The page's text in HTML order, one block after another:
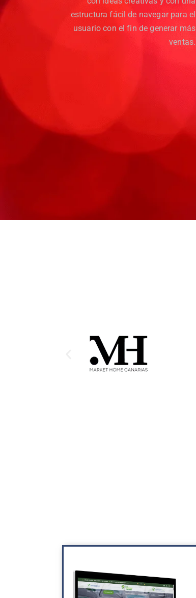
estructura fácil de navegar para el
usuario con el fin de generar más
ventas.